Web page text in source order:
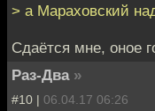
> а Мараховский
Сдаётся мне, оное
Раз-Два »
#10 | 06.04.17 06:26